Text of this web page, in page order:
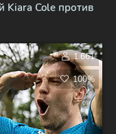
Kiara Cole против
1 661
100%